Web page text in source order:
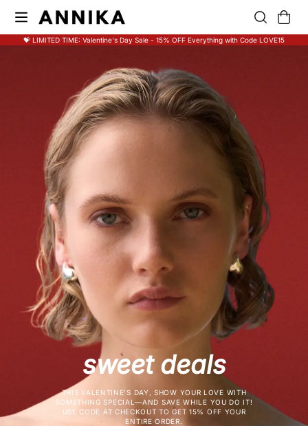
💝 LIMITED TIME: Valentine's Day Sale - 15% OFF Everything with Code LOVE15
sweet deals
THIS VALENTINE'S DAY, SHOW YOUR LOVE WITH
SOMETHING SPECIAL—AND SAVE WHILE YOU DO IT!
USE CODE AT CHECKOUT TO GET 15% OFF YOUR
ENTIRE ORDER.